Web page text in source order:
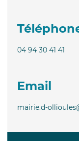
04 94 30 41 41
Email
mairie.d-